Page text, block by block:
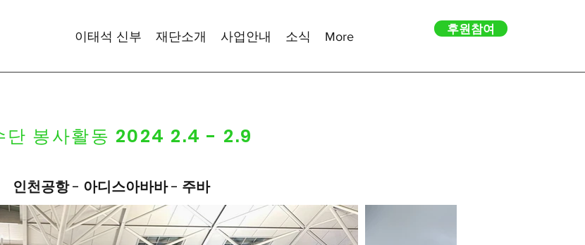
이태석 신부 재단소개 사업안내 소식 More
후원참여
단 봉사활동 2024 2.4 - 2.9
인천공항 - 아디스아바바 - 주바